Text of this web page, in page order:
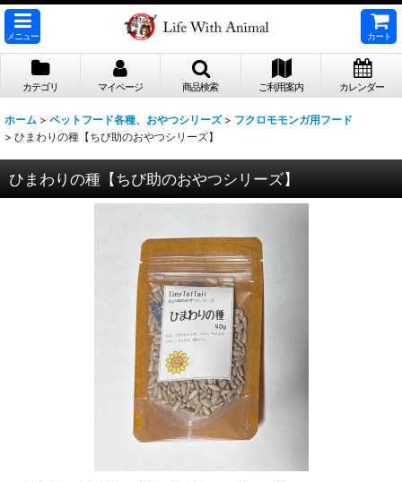
メニュー カート
カテゴリ マイページ 商品検索 ご利用案内 カレンダー
ホーム > ペットフード各種、おやつシリーズ > フクロモモンガ用フード
> ひまわりの種【ちび助のおやつシリーズ】
ひまわりの種【ちび助のおやつシリーズ】